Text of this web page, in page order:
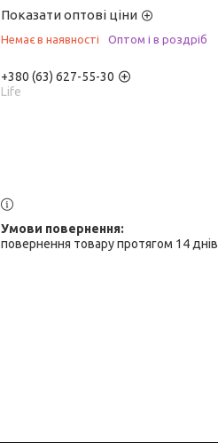
Показати оптові ціни
Немає в наявності Оптом і в роздріб
+380 (63) 627-55-30
Life
повернення товару протягом 14 днів